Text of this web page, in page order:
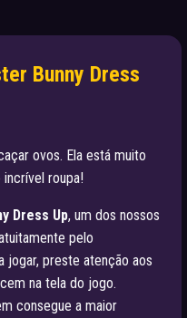
Bunny Dress
ovos. Ela está muito
roupa!
Dress Up, um dos nossos
pelo
jogar, preste atenção aos
na tela do jogo.
consegue a maior